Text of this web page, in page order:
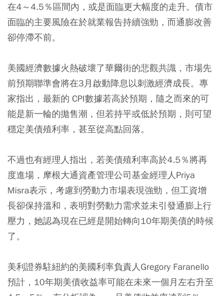
在4～4.5％區間內，或是面臨更大幅度的走升。債市
面臨的主要風險在於就業報告持續強勁，而通膨改善
卻停滯不前。
美國經濟數據火熱破壞了華爾街的悲觀共識，市場先
前預期聯準會將在3月啟動降息以刺激經濟成長。專
家指出，最新的 CPI數據若高於預期，隨之而來的可
能是新一輪的拋售潮，但若持平或低於預期，則可望
穩定美債殖利率，甚至從高點回落。
不過也有經理人指出，若美債殖利率高於4.5％將再
度進場，摩根大通資產管理公司基金經理人Priya
Misra表示，考慮到勞動力市場表現強勁，但工資增
長卻保持溫和，表明對勞動力需求並未引發通膨上行
壓力，她認為現在已經是開始轉向10年期美債的時候
了。
美利證券駐紐約的美國利率負責人Gregory Faranello
預計，10年期美債收益率可能在未來一個月左右升至